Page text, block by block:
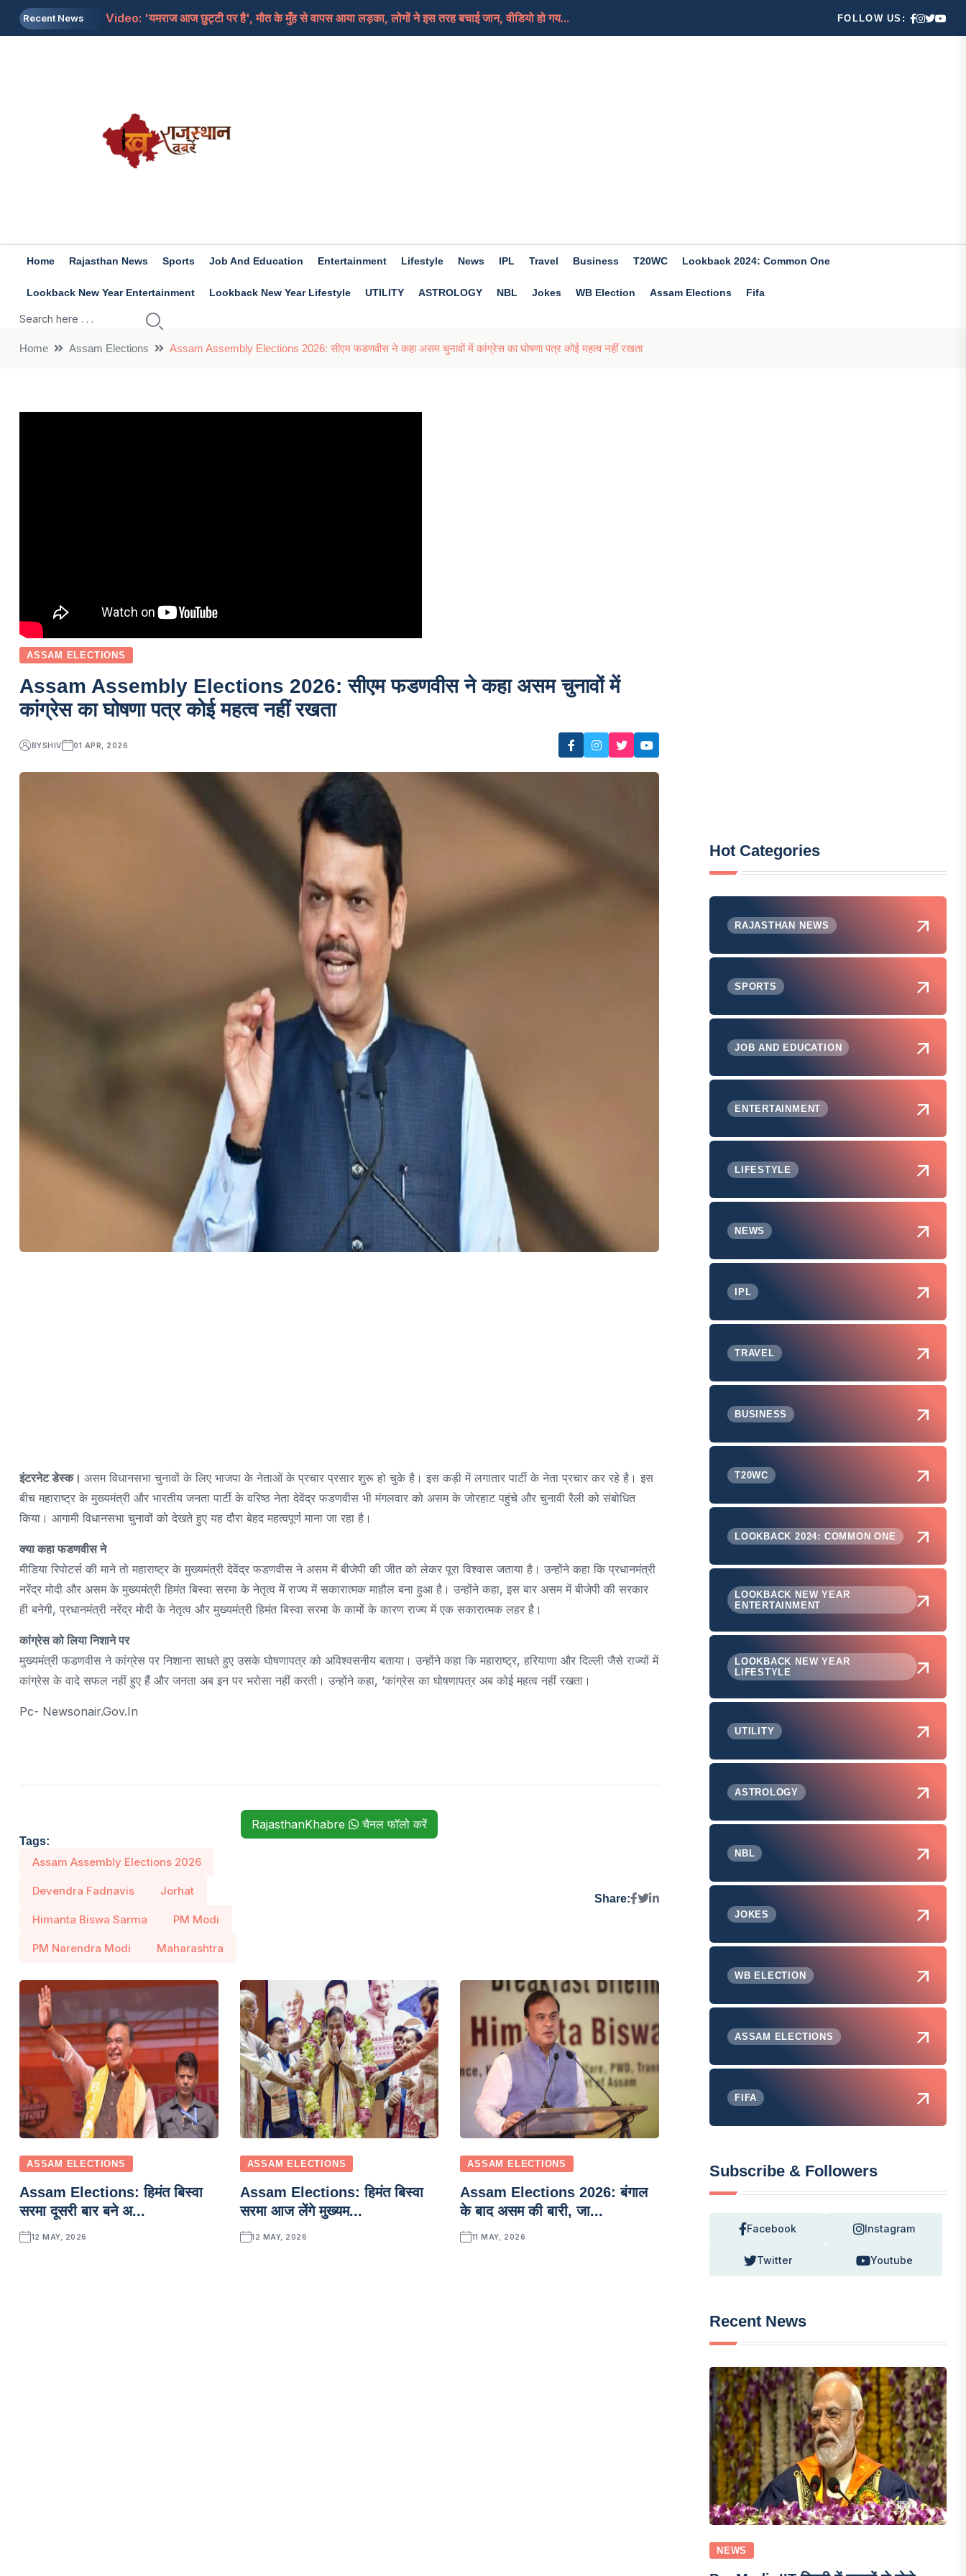
Recent News
Video: 'यमराज आज छुट्टी पर है', मौत के मुँह से वापस आया लड़का, लोगों ने इस तरह बचाई जान, वीडियो हो गय...
Pm Modi: IIT दिल्ली में छात्रों से बोले पीएम, आपके मन में कुछ और चल रहा होगा 'मैं तो बाबा बागेश्वर...
FOLLOW US:
Home Rajasthan News Sports Job And Education Entertainment Lifestyle News IPL Travel Business T20WC Lookback 2024: Common One
Lookback New Year Entertainment Lookback New Year Lifestyle UTILITY ASTROLOGY NBL Jokes WB Election Assam Elections Fifa
Home Assam Elections Assam Assembly Elections 2026: सीएम फडणवीस ने कहा असम चुनावों में कांग्रेस का घोषणा पत्र कोई महत्व नहीं रखता
ASSAM ELECTIONS
Assam Assembly Elections 2026: सीएम फडणवीस ने कहा असम चुनावों में
कांग्रेस का घोषणा पत्र कोई महत्व नहीं रखता
BYSHIV 01 APR, 2026
इंटरनेट डेस्क। असम विधानसभा चुनावों के लिए भाजपा के नेताओं के प्रचार प्रसार शुरू हो चुके है। इस कड़ी में लगातार पार्टी के नेता प्रचार कर रहे है। इस
बीच महाराष्ट्र के मुख्यमंत्री और भारतीय जनता पार्टी के वरिष्ठ नेता देवेंद्र फडणवीस भी मंगलवार को असम के जोरहाट पहुंचे और चुनावी रैली को संबोधित
किया। आगामी विधानसभा चुनावों को देखते हुए यह दौरा बेहद महत्वपूर्ण माना जा रहा है।
क्या कहा फडणवीस ने
मीडिया रिपोटर्स की माने तो महाराष्ट्र के मुख्यमंत्री देवेंद्र फडणवीस ने असम में बीजेपी की जीत को लेकर पूरा विश्वास जताया है। उन्होंने कहा कि प्रधानमंत्री
नरेंद्र मोदी और असम के मुख्यमंत्री हिमंत बिस्वा सरमा के नेतृत्व में राज्य में सकारात्मक माहौल बना हुआ है। उन्होंने कहा, इस बार असम में बीजेपी की सरकार
ही बनेगी, प्रधानमंत्री नरेंद्र मोदी के नेतृत्व और मुख्यमंत्री हिमंत बिस्वा सरमा के कामों के कारण राज्य में एक सकारात्मक लहर है।
कांग्रेस को लिया निशाने पर
मुख्यमंत्री फडणवीस ने कांग्रेस पर निशाना साधते हुए उसके घोषणापत्र को अविश्वसनीय बताया। उन्होंने कहा कि महाराष्ट्र, हरियाणा और दिल्ली जैसे राज्यों में
कांग्रेस के वादे सफल नहीं हुए हैं और जनता अब इन पर भरोसा नहीं करती। उन्होंने कहा, ‘कांग्रेस का घोषणापत्र अब कोई महत्व नहीं रखता।
Pc- Newsonair.gov.in
RajasthanKhabre चैनल फॉलो करें
Tags:
Assam Assembly Elections 2026
Devendra Fadnavis Jorhat
Himanta Biswa Sarma PM Modi
PM Narendra Modi Maharashtra
Share:
ASSAM ELECTIONS
Assam Elections: हिमंत बिस्वा
सरमा दूसरी बार बने अ...
12 MAY, 2026
ASSAM ELECTIONS
Assam Elections: हिमंत बिस्वा
सरमा आज लेंगे मुख्यम...
12 MAY, 2026
ASSAM ELECTIONS
Assam Elections 2026: बंगाल
के बाद असम की बारी, जा...
11 MAY, 2026
Hot Categories
RAJASTHAN NEWS
SPORTS
JOB AND EDUCATION
ENTERTAINMENT
LIFESTYLE
NEWS
IPL
TRAVEL
BUSINESS
T20WC
LOOKBACK 2024: COMMON ONE
LOOKBACK NEW YEAR
ENTERTAINMENT
LOOKBACK NEW YEAR
LIFESTYLE
UTILITY
ASTROLOGY
NBL
JOKES
WB ELECTION
ASSAM ELECTIONS
FIFA
Subscribe & Followers
Facebook Instagram
Twitter Youtube
Recent News
NEWS